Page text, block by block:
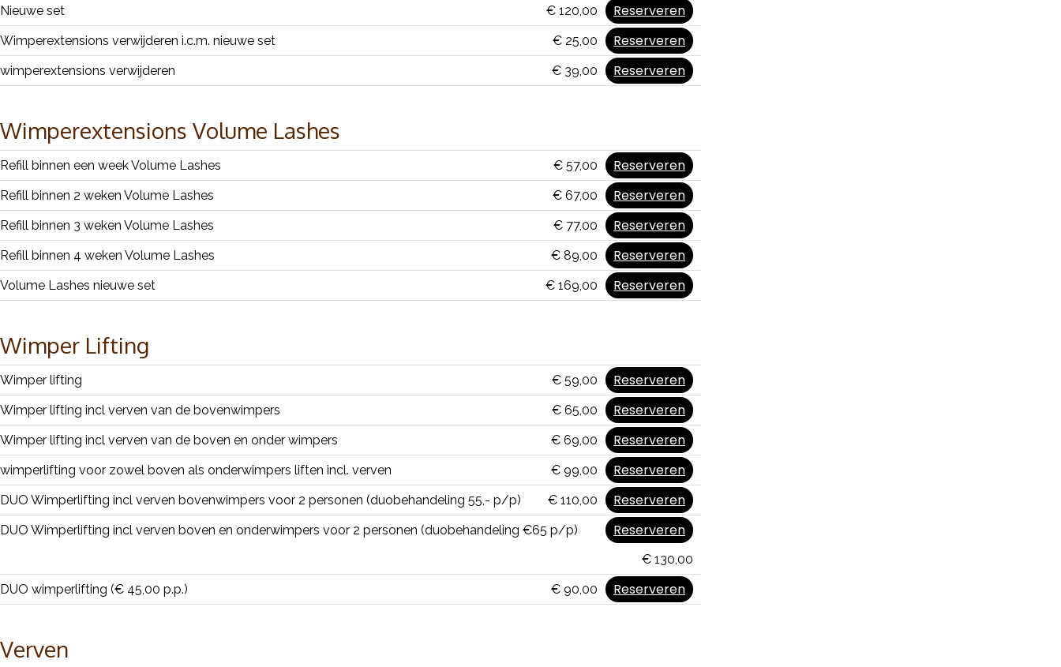
Nieuwe set
Reserveren
€ 120,00
Wimperextensions verwijderen i.c.m. nieuwe set
Reserveren
€ 25,00
wimperextensions verwijderen
Reserveren
€ 39,00
Wimperextensions Volume Lashes
Refill binnen een week Volume Lashes Reserveren
€ 57,00
Refill binnen 2 weken Volume Lashes
Reserveren
€ 67,00
Refill binnen 3 weken Volume Lashes
Reserveren
€ 77,00
Refill binnen 4 weken Volume Lashes
Reserveren
€ 89,00
Volume Lashes nieuwe set
Reserveren
€ 169,00
Wimper Lifting
Wimper lifting Reserveren
€ 59,00
Wimper lifting incl verven van de bovenwimpers
Reserveren
€ 65,00
Wimper lifting incl verven van de boven en onder wimpers
Reserveren
€ 69,00
wimperlifting voor zowel boven als onderwimpers liften incl. verven
Reserveren
€ 99,00
DUO Wimperlifting incl verven bovenwimpers voor 2 personen (duobehandeling 55,- p/p)
Reserveren
€ 110,00
DUO Wimperlifting incl verven boven en onderwimpers voor 2 personen (duobehandeling €65 p/p)
Reserveren
€ 130,00
DUO wimperlifting (€ 45,00 p.p.)
Reserveren
€ 90,00
Verven